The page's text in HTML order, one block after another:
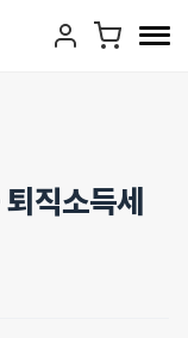
직소득세